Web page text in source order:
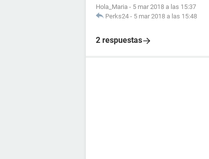
Hola_Maria - 5 mar 2018 a las 15:37
Perks24 - 5 mar 2018 a las 15:48
2 respuestas